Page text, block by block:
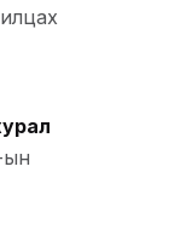
ын